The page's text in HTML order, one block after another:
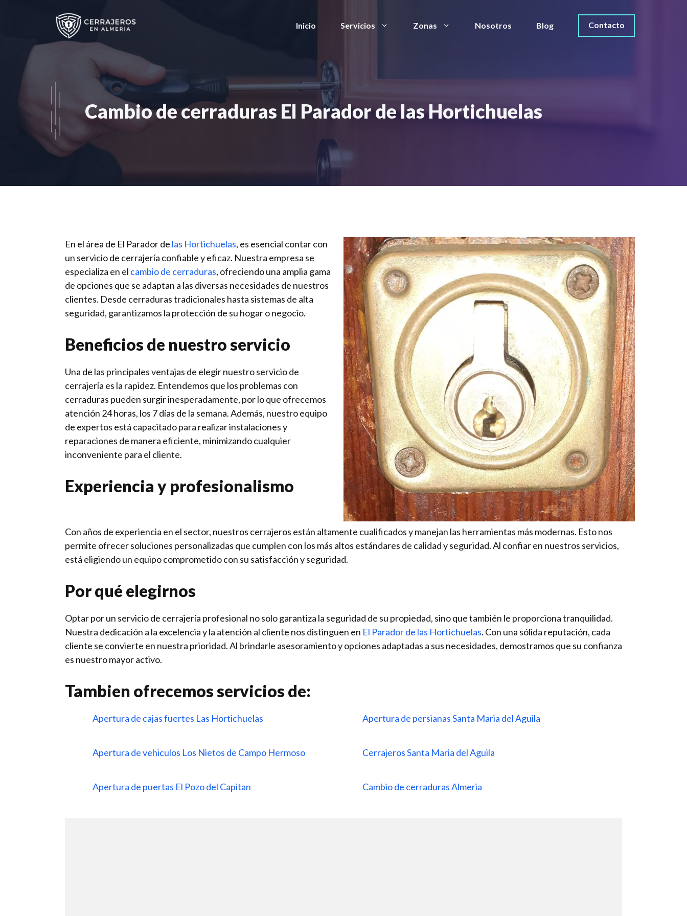
Inicio Servicios Zonas Nosotros Blog Contacto
Cambio de cerraduras El Parador de las Hortichuelas
En el área de El Parador de las Hortichuelas, es esencial contar con
un servicio de cerrajería confiable y eficaz. Nuestra empresa se
especializa en el cambio de cerraduras, ofreciendo una amplia gama
de opciones que se adaptan a las diversas necesidades de nuestros
clientes. Desde cerraduras tradicionales hasta sistemas de alta
seguridad, garantizamos la protección de su hogar o negocio.
Beneficios de nuestro servicio
Una de las principales ventajas de elegir nuestro servicio de
cerrajería es la rapidez. Entendemos que los problemas con
cerraduras pueden surgir inesperadamente, por lo que ofrecemos
atención 24 horas, los 7 días de la semana. Además, nuestro equipo
de expertos está capacitado para realizar instalaciones y
reparaciones de manera eficiente, minimizando cualquier
inconveniente para el cliente.
Experiencia y profesionalismo
Con años de experiencia en el sector, nuestros cerrajeros están altamente cualificados y manejan las herramientas más modernas. Esto nos
permite ofrecer soluciones personalizadas que cumplen con los más altos estándares de calidad y seguridad. Al confiar en nuestros servicios,
está eligiendo un equipo comprometido con su satisfacción y seguridad.
Por qué elegirnos
Optar por un servicio de cerrajería profesional no solo garantiza la seguridad de su propiedad, sino que también le proporciona tranquilidad.
Nuestra dedicación a la excelencia y la atención al cliente nos distinguen en El Parador de las Hortichuelas. Con una sólida reputación, cada
cliente se convierte en nuestra prioridad. Al brindarle asesoramiento y opciones adaptadas a sus necesidades, demostramos que su confianza
es nuestro mayor activo.
Tambien ofrecemos servicios de:
Apertura de cajas fuertes Las Hortichuelas Apertura de persianas Santa Maria del Aguila
Apertura de vehiculos Los Nietos de Campo Hermoso Cerrajeros Santa Maria del Aguila
Apertura de puertas El Pozo del Capitan Cambio de cerraduras Almeria